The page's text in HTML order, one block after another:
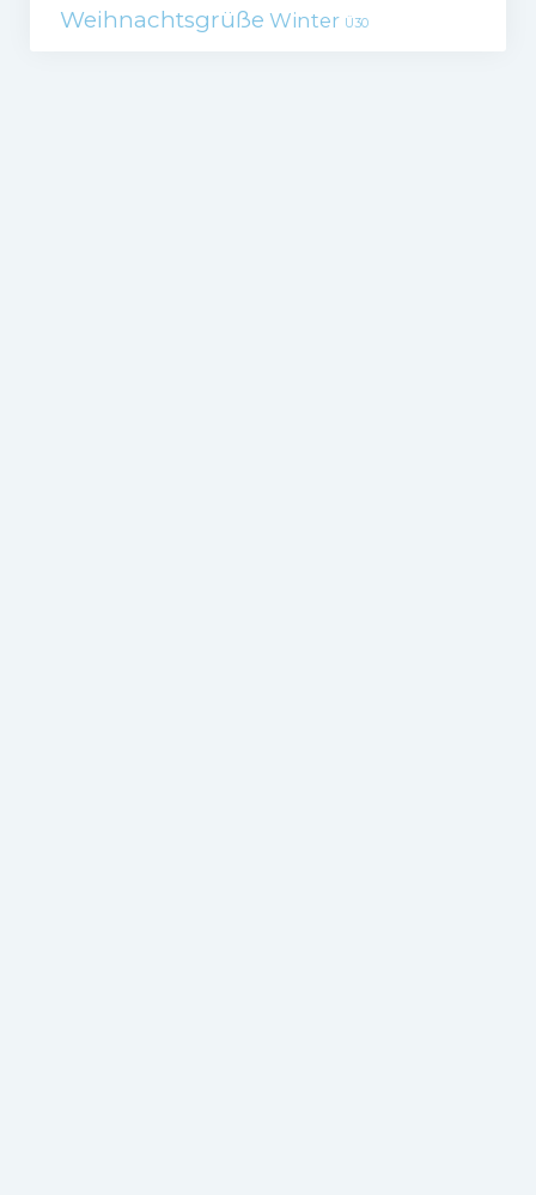
Weihnachtsgrüße Winter Ü30